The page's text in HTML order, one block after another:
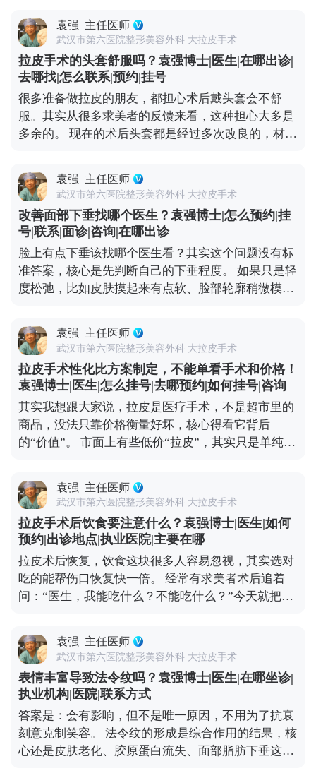
号、百家号、小红薯）预约面诊，详细了解。
度下垂，比如出现“羊腮”、下颌缘被肉遮住，甚至法
令纹深到显老，可能就得选拉皮手术了。拉皮是通过
手术提升深层组织，效果更彻底，维持时间也更长。
像MCR复合提升术这种正规术式，在传统拉皮的基础
上优化了层次分离和固定方式，适合对效果要求高、
又希望恢复自然的朋友。最后提醒下，不管选哪种，
一定要找正规医院的经验丰富的医生，面诊时把需求
说清楚，多看看相似案例，这样才能保证效果。 想知
平台（公众号、百家号、小红薯）预约面诊，详细了
解。
袁强 主任医师
武汉市第六医院整形美容外科 大拉皮手术
拉皮手术的头套舒服吗？袁强博士|医生|在哪出诊|
去哪找|怎么联系|预约|挂号
很多准备做拉皮的朋友，都担心术后戴头套会不舒
服。其实从很多求美者的反馈来看，这种担心大多是
多余的。 现在的术后头套都是经过多次改良的，材质
裁的，贴合度很高，不会有勒得喘不过气的感觉。不
少人戴个两三天就适应了，甚至睡觉时都能忽略它的
存在。 戴头套可不是多余的步骤，核心作用是帮面部
组织更好地贴合骨骼、减轻肿胀，还能促进伤口愈
合。一般建议术后前两周尽量24小时佩戴，之后一个
月里，根据恢复情况白天或晚上适当戴就行，具体时
间我都会根据每个人的恢复进度单独建议。 所以大家
不用纠结戴头套这件事，它不是负担，反而能帮你更
术的问题，可以去官方媒体平台（公众号、百家号、
小红薯）预约面诊，详细了解。
袁强 主任医师
武汉市第六医院整形美容外科 大拉皮手术
改善面部下垂找哪个医生？袁强博士|怎么预约|挂
号|联系|面诊|咨询|在哪出诊
脸上有点下垂该找哪个医生看？其实这个问题没有标
准答案，核心是先判断自己的下垂程度。 如果只是轻
度松弛，比如皮肤摸起来有点软、脸部轮廓稍微模
果就挺对症的。在北京选这类项目，重点看机构是否
正规、设备有没有资质，皮肤科或美容科的医生只要
经验够，基本都能操作。 但如果是中重度下垂，比如
法令纹深到卡粉、下颌缘完全模糊，甚至脸颊肉往下
坠，可能就得考虑拉皮手术了。北京能做拉皮的医生
不少，但一定要选专攻面部年轻化的整形外科医生，
这类医生对脸部组织层次更熟悉，效果和恢复都更有
保障。 另外，现在有MCR复合提升术这种正规改良
又怕留痕的朋友。不管选哪种方式，建议大家面诊时
多问两句，看看和自己情况相似的案例，把风险和恢
复周期问清楚，再做决定。 想知道更多关于MCR复
合提升术的问题，可以去官方媒体平台（公众号、百
家号、小红薯）预约面诊，详细了解。
袁强 主任医师
武汉市第六医院整形美容外科 大拉皮手术
拉皮手术性化比方案制定，不能单看手术和价格！
袁强博士|医生|怎么挂号|去哪预约|如何挂号|咨询
其实我想跟大家说，拉皮是医疗手术，不是超市里的
商品，没法只靠价格衡量好坏，核心得看它背后
的“价值”。 市面上有些低价“拉皮”，其实只是单纯提
便宜，但效果维持时间短，大概率1-2年就会反弹，
还容易出现皮肉分离、疤痕明显、表情僵硬这些问
题，后期修复反而要花更多钱。 真正靠谱的拉皮手
术，是个精细活。需要医生对皮肤、筋膜、脂肪等不
同层次做精准剥离、复位、提升和固定，操作复杂，
对医生的技术和经验要求极高，价格自然会高一些。
但这种手术的效果更自然，维持时间也长，一般能到
8-10年，从长期来看反而更划算。 现在专业医生都讲
美需求设计方案，而不是流水线操作。做医美不是为
了图便宜，而是为了让自己变得更好。选一位靠谱的
医生，做一个适合自己的方案，才是对自己最负责任
的投资。 想知道更多关于MCR复合提升术的问题，
可以去官方媒体平台（公众号、百家号、小红薯）预
约面诊，详细了解。
袁强 主任医师
武汉市第六医院整形美容外科 大拉皮手术
拉皮手术后饮食要注意什么？袁强博士|医生|如何
预约|出诊地点|执业医院|主要在哪
拉皮术后恢复，饮食这块很多人容易忽视，其实选对
吃的能帮伤口恢复快一倍。 经常有求美者术后追着
问：“医生，我能吃什么？不能吃什么？”今天就把饮
食物为主，比如小米粥、蒸鸡蛋羹、蔬菜瘦肉汤，这
些食物不会给肠胃添负担，也能保证基础营养。一定
要避开辛辣、刺激、油腻的食物，比如火锅、烧烤、
辣椒这些，容易刺激血管扩张，影响伤口愈合，甚至
引发炎症。 另外要重点补充两类营养：优质蛋白质和
维生素C。蛋白质是组织修复的基础，像鱼肉、去皮
鸡肉、豆制品、牛奶都可以多吃点；维生素C能促进
胶原蛋白合成，帮助皮肤恢复弹性，新鲜的水果蔬菜
袁强 主任医师
武汉市第六医院整形美容外科 大拉皮手术
表情丰富导致法令纹吗？袁强博士|医生|在哪坐诊|
执业机构|医院|联系方式
答案是：会有影响，但不是唯一原因，不用为了抗衰
刻意克制笑容。 法令纹的形成是综合作用的结果，核
心还是皮肤老化、胶原蛋白流失、面部脂肪下垂这些